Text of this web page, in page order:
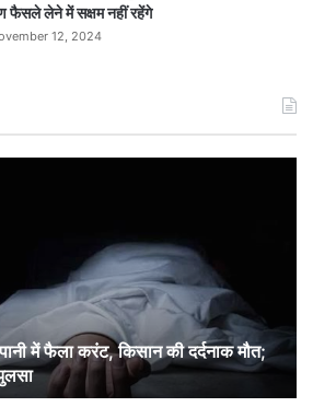
फैसले लेने में सक्षम नहीं रहेंगे
12, 2024
में फैला करंट, किसान की दर्दनाक मौत;